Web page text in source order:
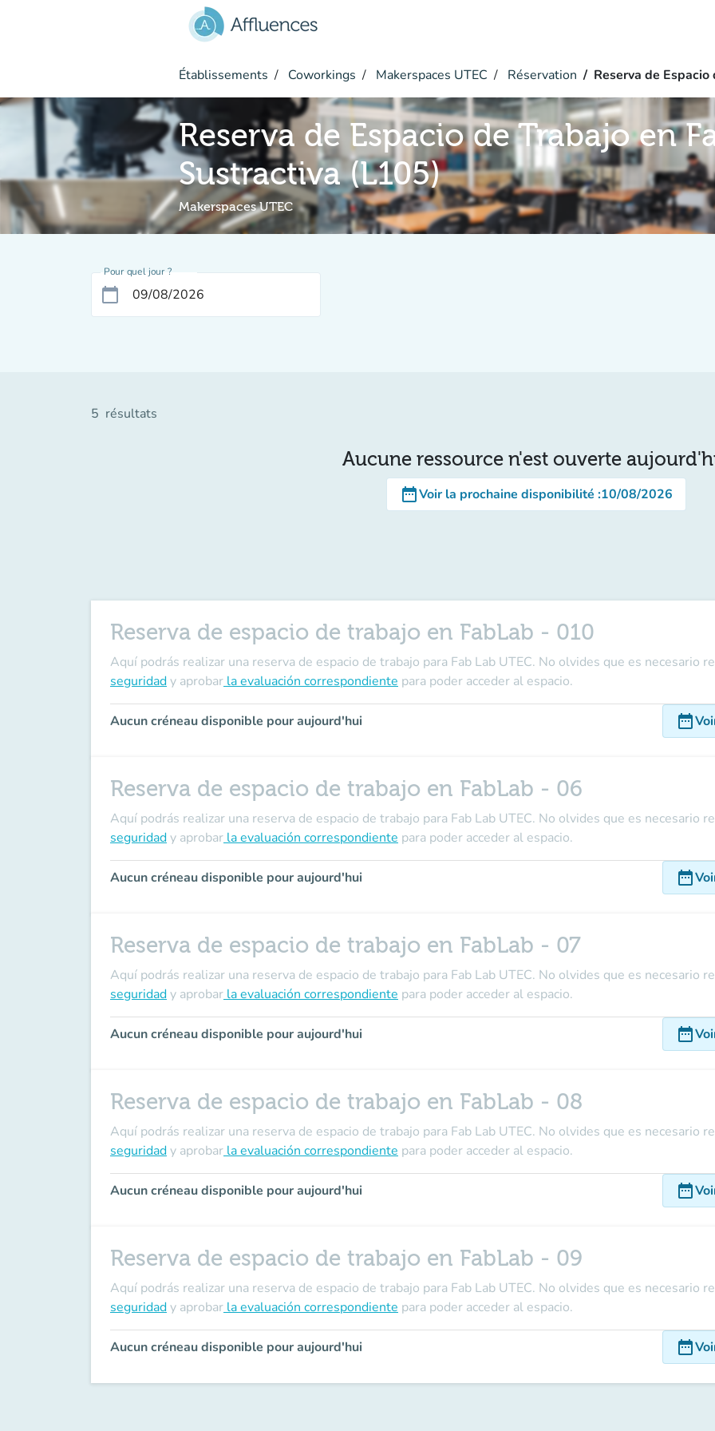
Établissements Coworkings Makerspaces UTEC Réservation Reserva de
Reserva de Espacio de Trabajo en
Sustractiva (L105)
Makerspaces UTEC
Pour quel jour ?
calendar_today
5 résultats
Aucune ressource n'est ouverte
date_rangeVoir la prochaine disponibilité :10/08/2026
Reserva de espacio de trabajo en FabLab - 010
Aquí podrás realizar una reserva de espacio de trabajo para Fab Lab UTEC. No olvides que es necesario
seguridady aprobar la evaluación correspondiente para poder acceder al espacio.
Aucun créneau disponible pour aujourd'hui date_range
Reserva de espacio de trabajo en FabLab - 06
Aquí podrás realizar una reserva de espacio de trabajo para Fab Lab UTEC. No olvides que es necesario
seguridady aprobar la evaluación correspondiente para poder acceder al espacio.
Aucun créneau disponible pour aujourd'hui date_range
Reserva de espacio de trabajo en FabLab - 07
Aquí podrás realizar una reserva de espacio de trabajo para Fab Lab UTEC. No olvides que es necesario
seguridady aprobar la evaluación correspondiente para poder acceder al espacio.
Aucun créneau disponible pour aujourd'hui date_range
Reserva de espacio de trabajo en FabLab - 08
Aquí podrás realizar una reserva de espacio de trabajo para Fab Lab UTEC. No olvides que es necesario
seguridady aprobar la evaluación correspondiente para poder acceder al espacio.
Aucun créneau disponible pour aujourd'hui date_range
Reserva de espacio de trabajo en FabLab - 09
Aquí podrás realizar una reserva de espacio de trabajo para Fab Lab UTEC. No olvides que es necesario
seguridady aprobar la evaluación correspondiente para poder acceder al espacio.
Aucun créneau disponible pour aujourd'hui date_range